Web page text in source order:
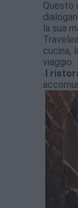
Questo
la sua
cucina,
viaggio.
I